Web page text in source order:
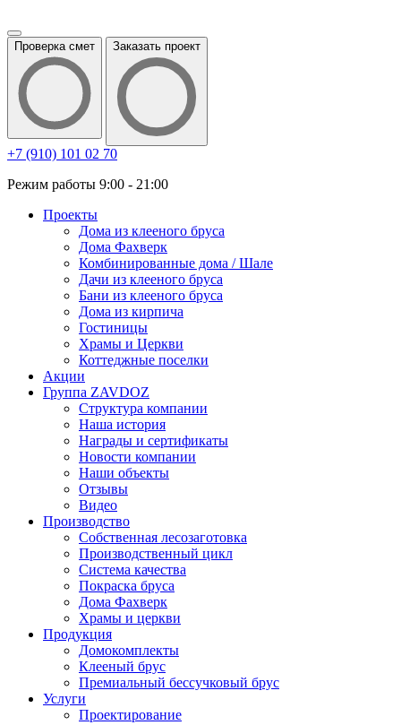
Проверка смет Заказать проект
+7 (910) 101 02 70
Режим работы 9:00 - 21:00
Проекты
Дома из клееного бруса
Дома Фахверк
Комбинированные дома / Шале
Дачи из клееного бруса
Бани из клееного бруса
Дома из кирпича
Гостиницы
Храмы и Церкви
Коттеджные поселки
Акции
Группа ZAVDOZ
Структура компании
Наша история
Награды и сертификаты
Новости компании
Наши объекты
Отзывы
Видео
Производство
Собственная лесозаготовка
Производственный цикл
Система качества
Покраска бруса
Дома Фахверк
Храмы и церкви
Продукция
Домокомплекты
Клееный брус
Премиальный бессучковый брус
Услуги
Проектирование